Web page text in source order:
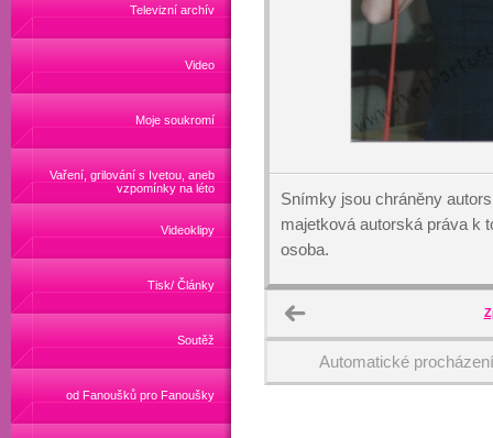
Televizní archív
Video
Moje soukromí
Vaření, grilování s Ivetou, aneb
vzpomínky na léto
Videoklipy
Tisk/ Články
Soutěž
od Fanoušků pro Fanoušky
Snímky jsou chráněny
majetková autorská práva k
osoba.
Automatické